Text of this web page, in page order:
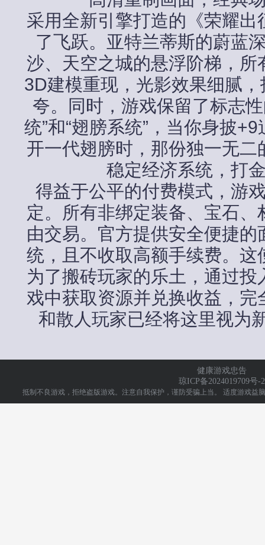
采用全新引擎打造的《荣耀出
了飞跃。亚特兰蒂斯的蔚蓝
沙、天空之城的悬浮阶梯，所
3D建模重现，光影效果细腻
夸。同时，游戏保留了标志
统”和“翅膀系统”，当你身披
开一代翅膀时，那份独一无二
稳定经济系统，打
得益于公平的付费模式，游
定。所有非绑定装备、宝石
由交易。官方提供安全便捷
统，且不收取高额手续费。这
为了搬砖玩家的乐土，通过
戏中获取资源并兑换收益，完
和散人玩家已经将这里视为
健康游戏忠告
琼ICP备2024019709号-2
抵制不良游戏，拒绝盗版游戏。注意自我保护，谨防受骗上当。 适度游戏益